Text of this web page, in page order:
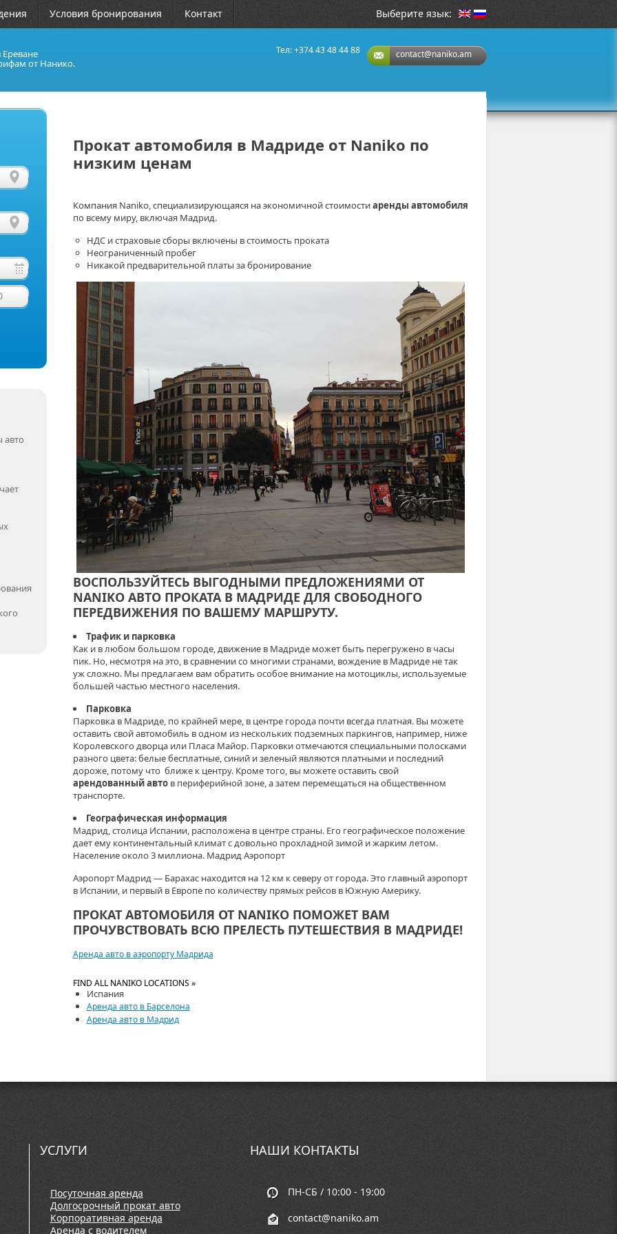
Условия бронирования Контакт Выберите язык:
Ереване
от Нанико.
contact@naniko.am
Тел: +374 43 48 44 88
авто
Прокат автомобиля в Мадриде от Naniko по
низким ценам
Компания Naniko, специализирующаяся на экономичной стоимостиаренды автомобиля
по всему миру, включая Мадрид.
НДС и страховые сборы включены в стоимость проката
Неограниченный пробег
Никакой предварительной платы за бронирование
ВОСПОЛЬЗУЙТЕСЬ ВЫГОДНЫМИ ПРЕДЛОЖЕНИЯМИ ОТ
NANIKO АВТО ПРОКАТА В МАДРИДЕ ДЛЯ СВОБОДНОГО
ПЕРЕДВИЖЕНИЯ ПО ВАШЕМУ МАРШРУТУ.
Трафик и парковка
Как и в любом большом городе, движение в Мадриде может быть перегружено в часы
пик. Но, несмотря на это, в сравнении со многими странами, вождение в Мадриде не так
уж сложно. Мы предлагаем вам обратить особое внимание на мотоциклы, используемые
большей частью местного населения.
Парковка
Парковка в Мадриде, по крайней мере, в центре города почти всегда платная. Вы можете
оставить свой автомобиль в одном из нескольких подземных паркингов, например, ниже
Королевского дворца или Пласа Майор. Парковки отмечаются специальными полосками
разного цвета: белые бесплатные, синий и зеленый являются платными и последний
дороже, потому что ближе к центру. Кроме того, вы можете оставить свой
арендованный автов периферийной зоне, а затем перемещаться на общественном
транспорте.
Географическая информация
Мадрид, столица Испании, расположена в центре страны. Его географическое положение
дает ему континентальный климат с довольно прохладной зимой и жарким летом.
Население около 3 миллиона. Мадрид Аэропорт
Аэропорт Мадрид — Барахас находится на 12 км к северу от города. Это главный аэропорт
в Испании, и первый в Европе по количеству прямых рейсов в Южную Америку.
ПРОКАТ АВТОМОБИЛЯ ОТ NANIKO ПОМОЖЕТ ВАМ
ПРОЧУВСТВОВАТЬ ВСЮ ПРЕЛЕСТЬ ПУТЕШЕСТВИЯ В МАДРИДЕ!
Аренда авто в аэропорту Мадрида
FIND ALL NANIKO LOCATIONS »
Испания
Аренда авто в Барселона
Аренда авто в Мадрид
УСЛУГИ
Посуточная аренда
Долгосрочный прокат авто
Корпоративная аренда
Аренда с водителем
НАШИ КОНТАКТЫ
ПН-СБ / 10:00 - 19:00
contact@naniko.am